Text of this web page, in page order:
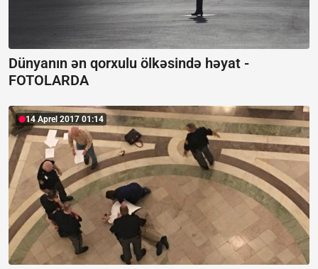
Dünyanın ən qorxulu ölkəsində həyat -
FOTOLARDA
14 Aprel 2017 01:14